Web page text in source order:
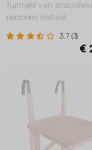
Tuintafel van
personen naturel
3.7 (3)
€